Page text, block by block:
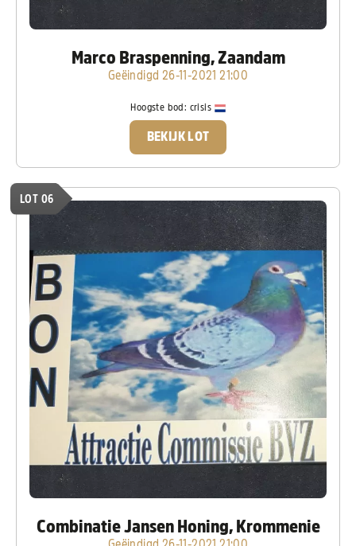
Marco Braspenning, Zaandam
Geëindigd 26-11-2021 21:00
Hoogste bod: crisis
BEKIJK LOT
LOT 06
Combinatie Jansen Honing, Krommenie